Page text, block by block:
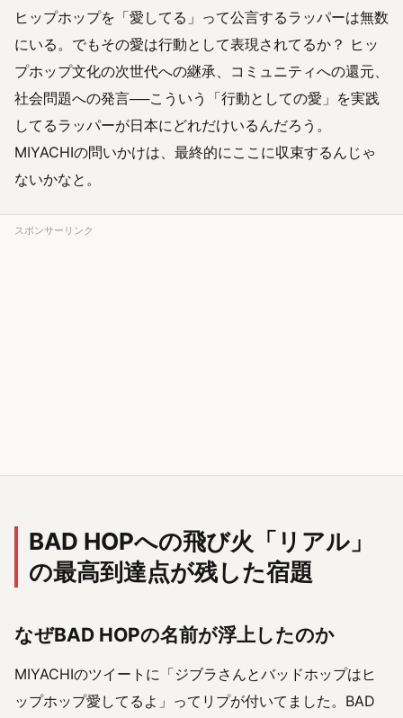
ヒップホップを「愛してる」って公言するラッパーは無数
にいる。でもその愛は行動として表現されてるか？ ヒッ
プホップ文化の次世代への継承、コミュニティへの還元、
社会問題への発言──こういう「行動としての愛」を実践
してるラッパーが日本にどれだけいるんだろう。
MIYACHIの問いかけは、最終的にここに収束するんじゃ
ないかなと。
スポンサーリンク
BAD HOPへの飛び火「リアル」
の最高到達点が残した宿題
なぜBAD HOPの名前が浮上したのか
MIYACHIのツイートに「ジブラさんとバッドホップはヒ
ップホップ愛してるよ」ってリプが付いてました。BAD